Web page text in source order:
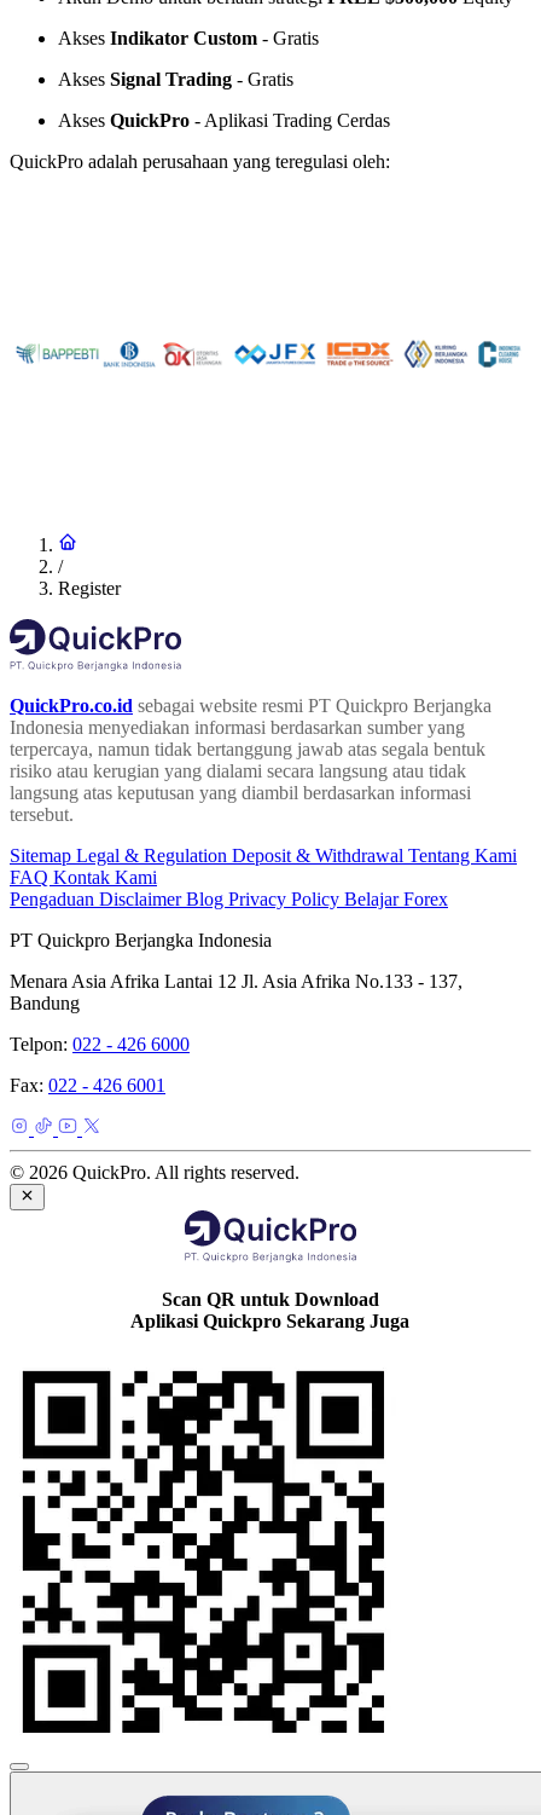
Akses Indikator Custom - Gratis
Akses Signal Trading - Gratis
Akses QuickPro - Aplikasi Trading Cerdas
QuickPro adalah perusahaan yang teregulasi oleh:
/
Register
QuickPro.co.id sebagai website resmi PT Quickpro Berjangka
Indonesia menyediakan informasi berdasarkan sumber yang
terpercaya, namun tidak bertanggung jawab atas segala bentuk
risiko atau kerugian yang dialami secara langsung atau tidak
langsung atas keputusan yang diambil berdasarkan informasi
tersebut.
Sitemap Legal & Regulation Deposit & Withdrawal Tentang Kami
FAQ Kontak Kami
Pengaduan DisclaimerBlog Privacy Policy Belajar Forex
PT Quickpro Berjangka Indonesia
Menara Asia Afrika Lantai 12 Jl. Asia Afrika No.133 - 137,
Bandung
Telpon: 022 - 426 6000
Fax: 022 - 426 6001
© 2026 QuickPro. All rights reserved.
Scan QR untuk Download
Aplikasi Quickpro Sekarang Juga